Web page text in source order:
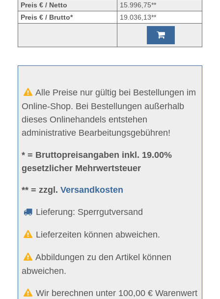
Preis € / Netto
15.996,75**
Preis € / Brutto*
19.036,13**
Alle Preise nur gültig bei Bestellungen im
Online-Shop. Bei Bestellungen außerhalb
dieses Onlinehandels entstehen
administrative Bearbeitungsgebühren!
* = Bruttopreisangaben inkl. 19.00%
gesetzlicher Mehrwertsteuer
** = zzgl.Versandkosten
Lieferung: Sperrgutversand
Lieferzeiten können abweichen.
Abbildungen zu den Artikel können
abweichen.
Wir berechnen unter 100,00 € Warenwert